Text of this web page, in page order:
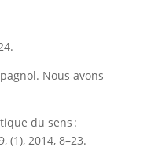
Nous avons
du sens :
(1), 2014, 8–23.